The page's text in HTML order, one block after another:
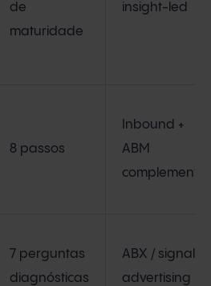
de
maturidade
insight-led
8 passos
Inbound +
ABM
complementar
7 perguntas
diagnósticas
ABX / signal +
advertising